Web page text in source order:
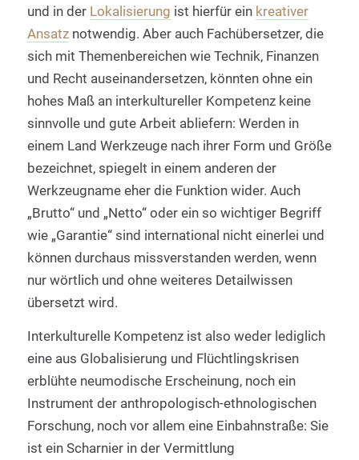
und in der Lokalisierung ist hierfür ein kreativer
Ansatznotwendig. Aber auch Fachübersetzer, die
sich mit Themenbereichen wie Technik, Finanzen
und Recht auseinandersetzen, könnten ohne ein
hohes Maß an interkultureller Kompetenz keine
sinnvolle und gute Arbeit abliefern: Werden in
einem Land Werkzeuge nach ihrer Form und Größe
bezeichnet, spiegelt in einem anderen der
Werkzeugname eher die Funktion wider. Auch
„Brutto“ und „Netto“ oder ein so wichtiger Begriff
wie „Garantie“ sind international nicht einerlei und
können durchaus missverstanden werden, wenn
nur wörtlich und ohne weiteres Detailwissen
übersetzt wird.
Interkulturelle Kompetenz ist also weder lediglich
eine aus Globalisierung und Flüchtlingskrisen
erblühte neumodische Erscheinung, noch ein
Instrument der anthropologisch-ethnologischen
Forschung, noch vor allem eine Einbahnstraße: Sie
ist ein Scharnier in der Vermittlung